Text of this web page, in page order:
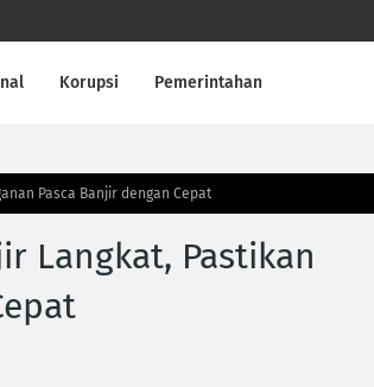
Korupsi Pemerintahan
Pasca Banjir dengan Cepat
Langkat, Pastikan